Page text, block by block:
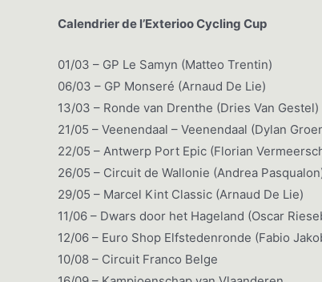
Calendrier de l’Exterioo Cycling Cup
01/03 – GP Le Samyn (Matteo Trentin)
06/03 – GP Monseré (Arnaud De Lie)
13/03 – Ronde van Drenthe (Dries Van Gestel)
21/05 – Veenendaal – Veenendaal (Dylan
22/05 – Antwerp Port Epic (Florian
26/05 – Circuit de Wallonie (Andrea
29/05 – Marcel Kint Classic (Arnaud De Lie)
11/06 – Dwars door het Hageland (Oscar
12/06 – Euro Shop Elfstedenronde (Fabio
10/08 – Circuit Franco Belge